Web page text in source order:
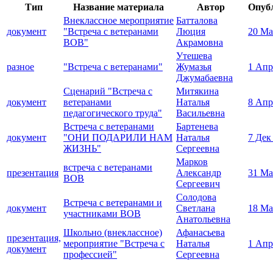
Тип Название материала Автор
документ
Внеклассное мероприятие
"Встреча с ветеранами
ВОВ"
Батталова
Люция
Акрамовна
20
разное "Встреча с ветеранами"
Утешева
Жумазья
Джумабаевна
1
документ
Сценарий "Встреча с
ветеранами
педагогического труда"
Митякина
Наталья
Васильевна
8
документ
Встреча с ветеранами
"ОНИ ПОДАРИЛИ НАМ
ЖИЗНЬ"
Бартенева
Наталья
Сергеевна
7 Дек
презентация
встреча с ветеранами
ВОВ
Марков
Александр
Сергеевич
31
документ
Встреча с ветеранами и
участниками ВОВ
Солодова
Светлана
Анатольевна
18
презентация,
документ
Школьно (внеклассное)
мероприятие "Встреча с
профессией"
Афанасьева
Наталья
Сергеевна
1